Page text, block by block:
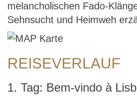
melancholischen Fado-
Sehnsucht und Heimweh
REISEVERLAUF
1. Tag: Bem-vindo à